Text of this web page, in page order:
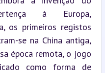
à Europa,
os primeiros registos
se na China antiga,
época remota, o jogo
como forma de